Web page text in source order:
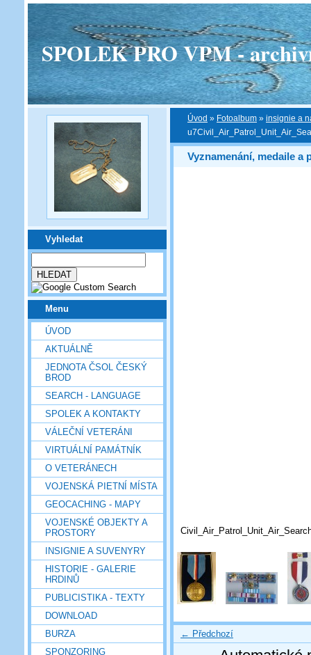
SPOLEK PRO VPM -
Vyhledat
Menu
ÚVOD
AKTUÁLNĚ
JEDNOTA ČSOL ČESKÝ
BROD
SEARCH - LANGUAGE
SPOLEK A KONTAKTY
VÁLEČNÍ VETERÁNI
VIRTUÁLNÍ PAMÁTNÍK
O VETERÁNECH
VOJENSKÁ PIETNÍ MÍSTA
GEOCACHING - MAPY
VOJENSKÉ OBJEKTY A
PROSTORY
INSIGNIE A SUVENYRY
HISTORIE - GALERIE
HRDINŮ
PUBLICISTIKA - TEXTY
DOWNLOAD
BURZA
SPONZORING
Úvod » Fotoalbum » insignie a
Vyznamenání, medaile a
← Předchozí